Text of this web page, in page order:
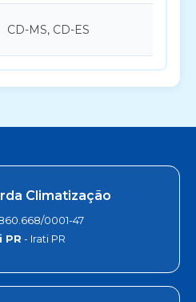
CD-MS, CD-ES
Climatização
0001-47
PR - Irati PR